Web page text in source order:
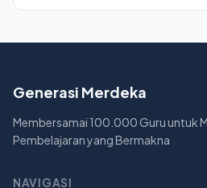
Generasi Merdeka
Membersamai 100.000 Guru untuk
Pembelajaran yang Bermakna
NAVIGASI